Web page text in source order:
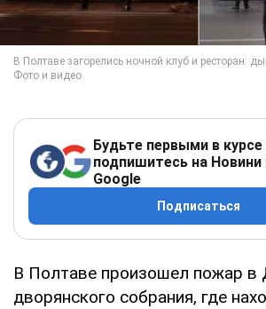
Будьте первыми в курсе
подпишитесь на Новини
Google
Подписаться
В Полтаве произошел пожар в
дворянского собрания, где